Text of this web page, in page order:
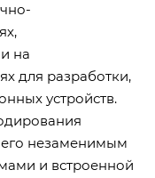
на
для разработки,
устройств.
незаменимым
и встроенной